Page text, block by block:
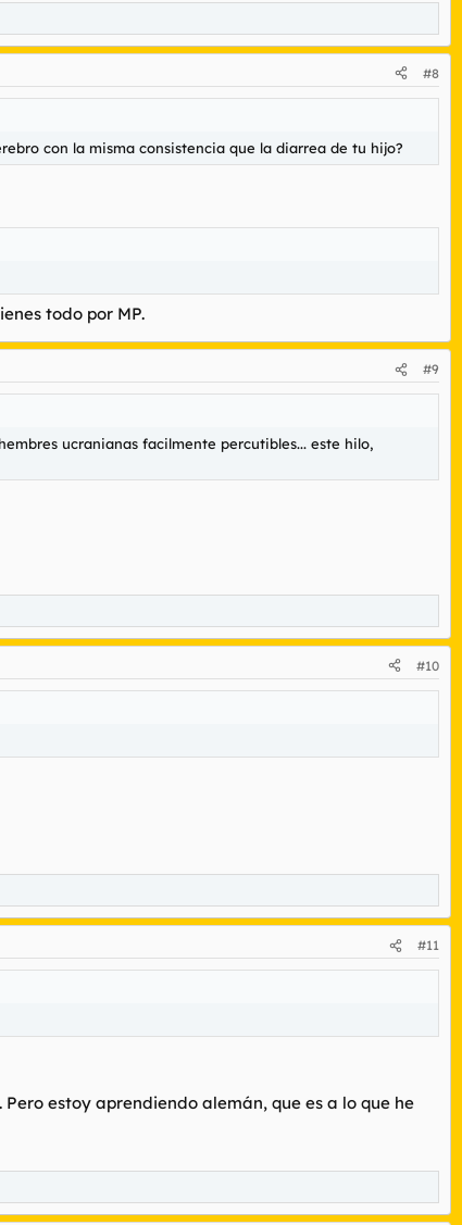
#8
con la misma consistencia que la diarrea de tu hijo?
todo por MP.
#9
ucranianas facilmente percutibles... este hilo,
#10
#11
estoy aprendiendo alemán, que es a lo que he